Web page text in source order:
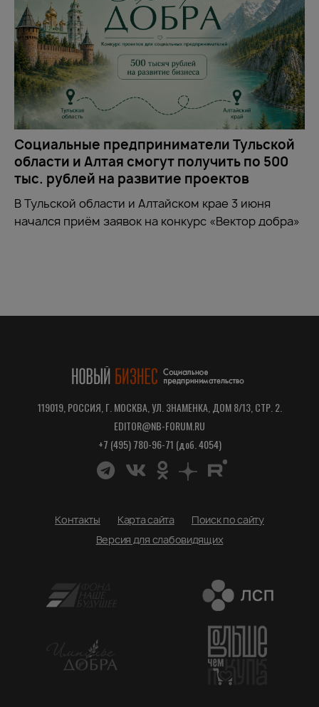
Социальные предприниматели Тульской
области и Алтая смогут получить по 500
тыс. рублей на развитие проектов
В Тульской области и Алтайском крае 3 июня
начался приём заявок на конкурс «Вектор добра»
119019, РОССИЯ, Г. МОСКВА, УЛ. ЗНАМЕНКА, ДОМ 8/13, СТР. 2.
EDITOR@NB-FORUM.RU
+7 (495) 780-96-71 (доб. 4054)
Контакты Карта сайта
Поиск по сайту
Версия для слабовидящих